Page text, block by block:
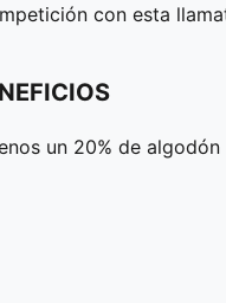
con esta
un 20% de